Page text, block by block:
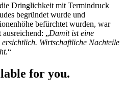
Dringlichkeit mit Termindruck
begründet wurde und
befürchtet wurden, war
„Damit ist eine
Wirtschaftliche Nachteile
.“
for you.